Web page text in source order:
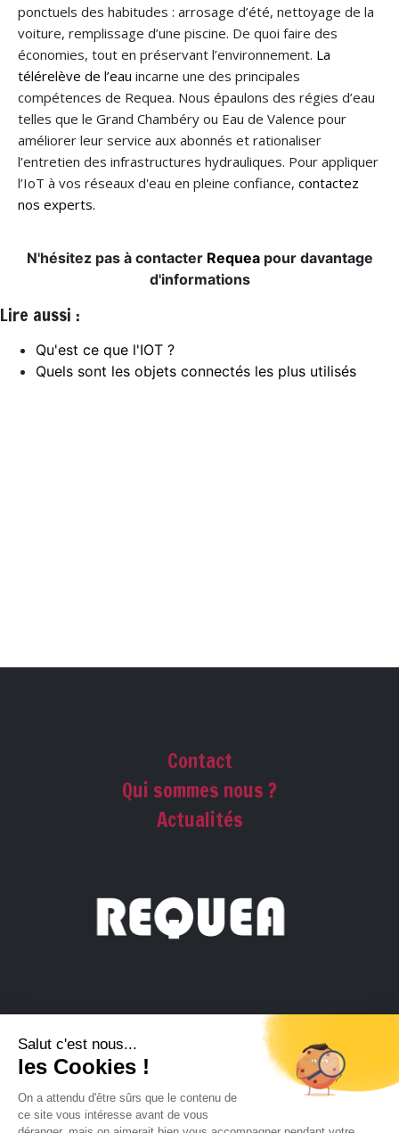
ponctuels des habitudes : arrosage d’été, nettoyage de la
voiture, remplissage d’une piscine. De quoi faire des
économies, tout en préservant l’environnement. La
télérelève de l’eau incarne une des principales
compétences de Requea. Nous épaulons des régies d’eau
telles que le Grand Chambéry ou Eau de Valence pour
améliorer leur service aux abonnés et rationaliser
l’entretien des infrastructures hydrauliques. Pour appliquer
l’IoT à vos réseaux d'eau en pleine confiance, contactez
nos experts.
N'hésitez pas à contacter Requea pour davantage
d'informations
Lire aussi :
Qu'est ce que l'IOT ?
Quels sont les objets connectés les plus utilisés
Contact
Qui sommes nous ?
Actualités
139 rue Vendôme 69006 Lyon
info@requea.com
04.81.91.86.51